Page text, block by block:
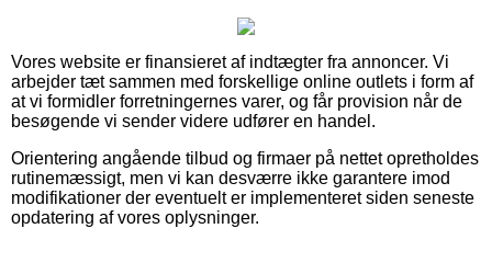
Vores website er finansieret af indtægter fra annoncer. Vi
arbejder tæt sammen med forskellige online outlets i form af
at vi formidler forretningernes varer, og får provision når de
besøgende vi sender videre udfører en handel.
Orientering angående tilbud og firmaer på nettet opretholdes
rutinemæssigt, men vi kan desværre ikke garantere imod
modifikationer der eventuelt er implementeret siden seneste
opdatering af vores oplysninger.